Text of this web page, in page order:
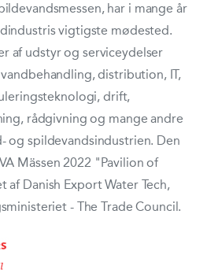
har i mange år
vigtigste mødested.
af udstyr og serviceydelser
distribution, IT,
drift,
rådgivning og mange andre
og spildevandsindustrien. Den
Mässen 2022 "Pavilion of
af Danish Export Water Tech,
- The Trade Council.